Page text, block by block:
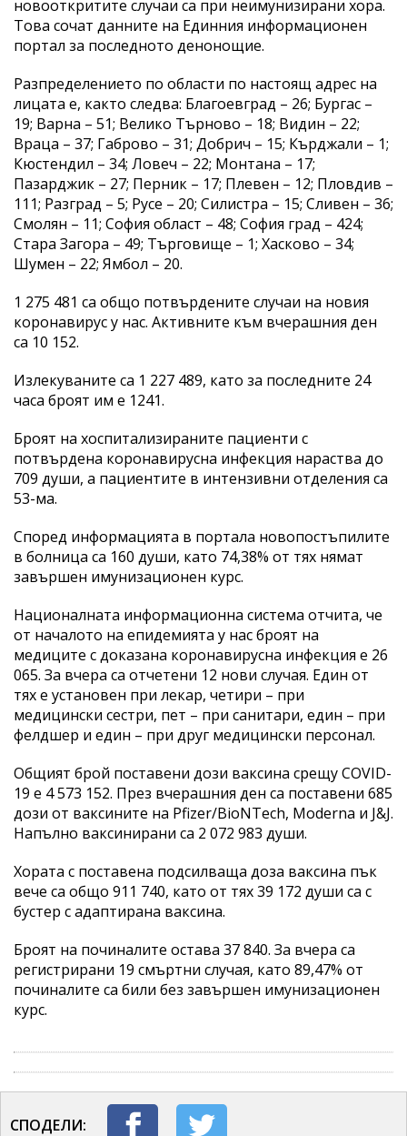
новооткритите случаи са при неимунизирани хора.
Това сочат данните на Единния информационен
портал за последното денонощие.
Разпределението по области по настоящ адрес на
лицата е, както следва: Благоевград – 26; Бургас –
19; Варна – 51; Велико Търново – 18; Видин – 22;
Враца – 37; Габрово – 31; Добрич – 15; Кърджали – 1;
Кюстендил – 34; Ловеч – 22; Монтана – 17;
Пазарджик – 27; Перник – 17; Плевен – 12; Пловдив –
111; Разград – 5; Русе – 20; Силистра – 15; Сливен – 36;
Смолян – 11; София област – 48; София град – 424;
Стара Загора – 49; Търговище – 1; Хасково – 34;
Шумен – 22; Ямбол – 20.
1 275 481 са общо потвърдените случаи на новия
коронавирус у нас. Активните към вчерашния ден
са 10 152.
Излекуваните са 1 227 489, като за последните 24
часа броят им е 1241.
Броят на хоспитализираните пациенти с
потвърдена коронавирусна инфекция нараства до
709 души, а пациентите в интензивни отделения са
53-ма.
Според информацията в портала новопостъпилите
в болница са 160 души, като 74,38% от тях нямат
завършен имунизационен курс.
Националната информационна система отчита, че
от началото на епидемията у нас броят на
медиците с доказана коронавирусна инфекция е 26
065. За вчера са отчетени 12 нови случая. Един от
тях е установен при лекар, четири – при
медицински сестри, пет – при санитари, един – при
фелдшер и един – при друг медицински персонал.
Общият брой поставени дози ваксина срещу COVID-
19 е 4 573 152. През вчерашния ден са поставени 685
дози от ваксините на Pfizer/BioNTech, Moderna и J&J.
Напълно ваксинирани са 2 072 983 души.
Хората с поставена подсилваща доза ваксина пък
вече са общо 911 740, като от тях 39 172 души са с
бустер с адаптирана ваксина.
Броят на починалите остава 37 840. За вчера са
регистрирани 19 смъртни случая, като 89,47% от
починалите са били без завършен имунизационен
курс.
СПОДЕЛИ: